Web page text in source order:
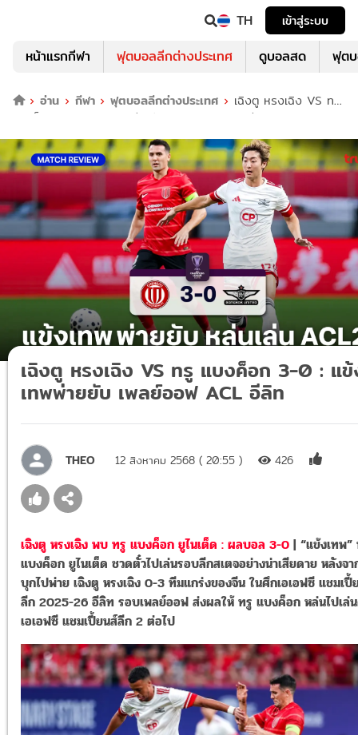
TH เข้าสู่ระบบ
หน้าแรกกีฬา ฟุตบอลลีกต่างประเทศ ดูบอลสด ฟุต
อ่าน กีฬา ฟุตบอลลีกต่างประเทศ
เฉิงตู หรงเฉิง VS ทรู
แบงค็อก 3-0 : แข้งเทพพ่ายยับ เพลย์ออฟ ACL อีลิท
เฉิงตู หรงเฉิง VS ทรู แบงค็อก 3-0 : แ
เทพพ่ายยับ เพลย์ออฟ ACL อีลิท
THEO 12 สิงหาคม 2568 ( 20:55 ) 426
เฉิงตู หรงเฉิง พบ ทรู แบงค็อก ยูไนเต็ด : ผลบอล 3-0 | “แข้งเทพ”
แบงค็อก ยูไนเต็ด ชวดตั๋วไปเล่นรอบลีกสเตจอย่างน่าเสียดาย หลังจา
บุกไปพ่าย เฉิงตู หรงเฉิง 0-3 ทีมแกร่งของจีน ในศึกเอเอฟซี แชมเปี้
ลีก 2025-26 อีลิท รอบเพลย์ออฟ ส่งผลให้ ทรู แบงค็อก หล่นไปเล่
เอเอฟซี แชมเปี้ยนส์ลีก 2 ต่อไป